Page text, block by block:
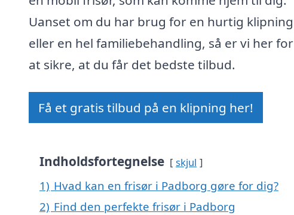
Uanset om du har brug for en hurtig klipning
eller en hel familiebehandling, så er vi her for
at sikre, at du får det bedste tilbud.
Få et gratis tilbud på en klipning her!
Indholdsfortegnelse skjul
1) Hvad kan en frisør i Padborg gøre for dig?
2) Find den perfekte frisør i Padborg